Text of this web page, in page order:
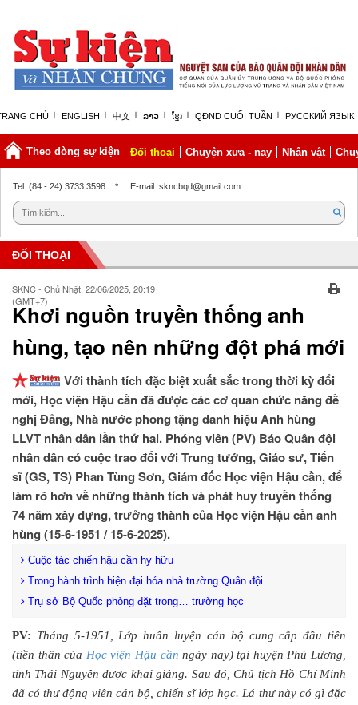
CHỦ ENGLISH 中文 ລາວ ខ្មែរ QĐND CUỐI TUẦN РУССКИЙ ЯЗЫК
Theo dòng sự kiện Đối thoại Chuyện xưa - nay Nhân vật
Chủ nhật, 09/08/2026 | 08:32 GMT+7
Tel: (84 - 24) 3733 3598 * E-mail: skncbqd@gmail.com
ĐỐI THOẠI
SKNC - Chủ Nhật, 22/06/2025, 20:19
(GMT+7)
Khơi nguồn truyền thống anh
hùng, tạo nên những đột phá mới
Với thành tích đặc biệt xuất sắc trong thời kỳ đổi
mới, Học viện Hậu cần đã được các cơ quan chức năng đề
nghị Đảng, Nhà nước phong tặng danh hiệu Anh hùng
LLVT nhân dân lần thứ hai. Phóng viên (PV) Báo Quân đội
nhân dân có cuộc trao đổi với Trung tướng, Giáo sư, Tiến
sĩ (GS, TS) Phan Tùng Sơn, Giám đốc Học viện Hậu cần, để
làm rõ hơn về những thành tích và phát huy truyền thống
74 năm xây dựng, trưởng thành của Học viện Hậu cần anh
hùng (15-6-1951 / 15-6-2025).
Cuộc tác chiến hậu cần hy hữu
Trong hành trình hiện đại hóa nhà trường Quân đội
Trụ sở Bộ Quốc phòng đặt trong… trường học
PV: Tháng 5-1951, Lớp huấn luyện cán bộ cung cấp đầu tiên
(tiền thân của Học viện Hậu cần ngày nay) tại huyện Phú Lương,
tỉnh Thái Nguyên được khai giảng. Sau đó, Chủ tịch Hồ Chí Minh
đã có thư động viên cán bộ, chiến sĩ lớp học. Lá thư này có gì đặc